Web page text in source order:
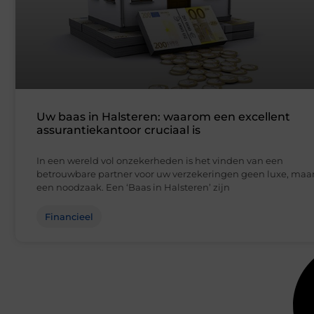
Uw baas in Halsteren: waarom een excellent
assurantiekantoor cruciaal is
In een wereld vol onzekerheden is het vinden van een
betrouwbare partner voor uw verzekeringen geen luxe,
een noodzaak. Een ‘Baas in Halsteren’ zijn
Financieel